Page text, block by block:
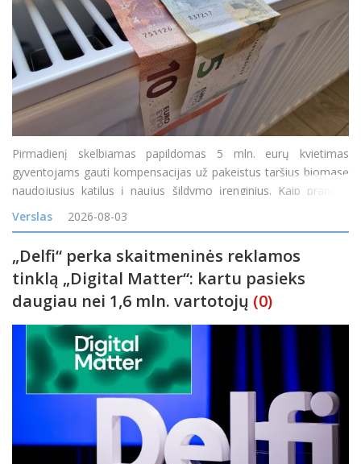
Pirmadienį skelbiamas papildomas 5 mln. eurų kvietimas
gyventojams gauti kompensacijas už pakeistus taršius biomasę
naudojusius katilus į naujus šildymo įrenginius. Kaip pranešė
Lietuvos energetikos agentūra (LEA), teikti paraiškas gyventojai
galės nuo 14 val. &bdq
Verslas 2026-08-03
„Delfi“ perka skaitmeninės reklamos
tinklą „Digital Matter“: kartu pasieks
daugiau nei 1,6 mln. vartotojų (0)